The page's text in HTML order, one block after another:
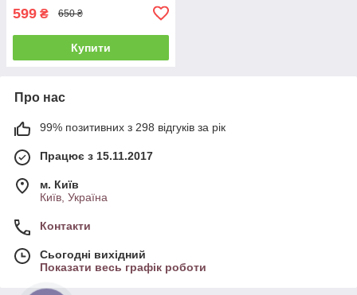
599 ₴ 650 ₴
Купити
Про нас
99% позитивних з 298 відгуків за рік
Працює з 15.11.2017
м. Київ
Київ, Україна
Контакти
Сьогодні вихідний
Показати весь графік роботи